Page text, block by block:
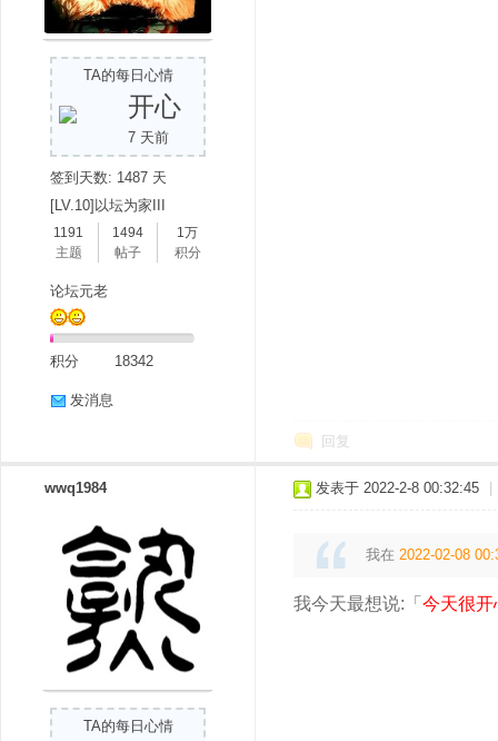
TA的每日心情
开心
7 天前
签到天数: 1487 天
[LV.10]以坛为家III
1191
主题
1494
帖子
1万
积分
论坛元老
积分 18342
发消息
回复
wwq1984
TA的每日心情
发表于 2022-2-8 00:32:45
我在 2022-02-08
我今天最想说:「 今天很开